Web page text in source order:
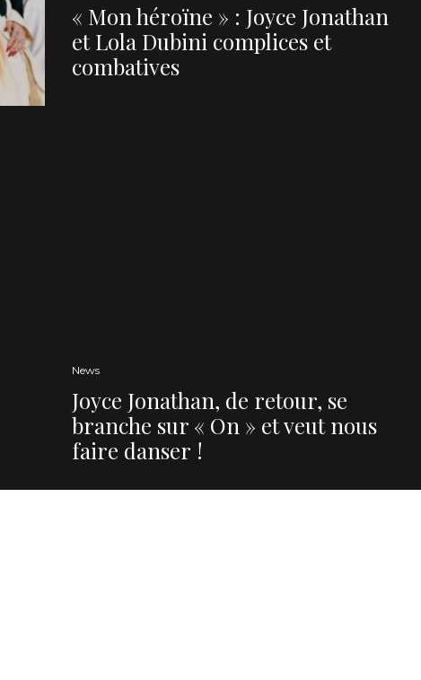
« Mon héroïne » : Joyce Jonathan
et Lola Dubini complices et
combatives
News
Joyce Jonathan, de retour, se
branche sur « On » et veut nous
faire danser !